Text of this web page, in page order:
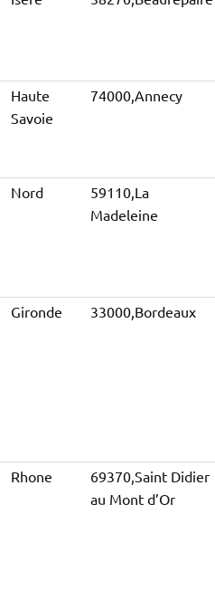
Haute
Savoie
74000,Annecy
Nord
59110,La
Madeleine
Gironde 33000,Bordeaux
Rhone
69370,Saint Didier
au Mont d’Or